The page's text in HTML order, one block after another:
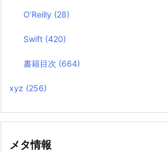
O’Reilly (28)
Swift (420)
書籍目次 (664)
xyz (256)
メタ情報